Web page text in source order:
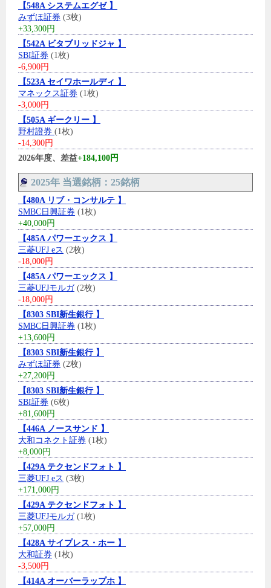
【548A システムエグゼ 】
みずほ証券 (3枚)
+33,300円
【542A ビタブリッドジャ 】
SBI証券 (1枚)
-6,900円
【523A セイワホールディ 】
マネックス証券 (1枚)
-3,000円
【505A ギークリー 】
野村證券 (1枚)
-14,300円
2026年度、差益+184,100円
2025年 当選銘柄：25銘柄
【480A リブ・コンサルテ 】
SMBC日興証券 (1枚)
+40,000円
【485A パワーエックス 】
三菱UFJ eス (2枚)
-18,000円
【485A パワーエックス 】
三菱UFJモルガ(2枚)
-18,000円
【8303 SBI新生銀行 】
SMBC日興証券 (1枚)
+13,600円
【8303 SBI新生銀行 】
みずほ証券 (2枚)
+27,200円
【8303 SBI新生銀行 】
SBI証券 (6枚)
+81,600円
【446A ノースサンド 】
大和コネクト証券 (1枚)
+8,000円
【429A テクセンドフォト 】
三菱UFJ eス (3枚)
+171,000円
【429A テクセンドフォト 】
三菱UFJモルガ(1枚)
+57,000円
【428A サイプレス・ホー 】
大和証券 (1枚)
-3,500円
【414A オーバーラップホ 】